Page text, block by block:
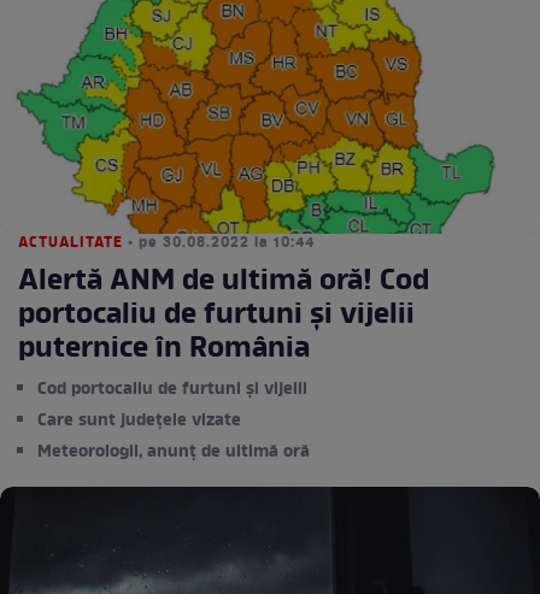
ACTUALITATE • pe 30.08.2022 la 10:44
Alertă ANM de ultimă oră! Cod
portocaliu de furtuni și vijelii
puternice în România
Cod portocaliu de furtuni și vijelii
Care sunt județele vizate
Meteorologii, anunț de ultimă oră